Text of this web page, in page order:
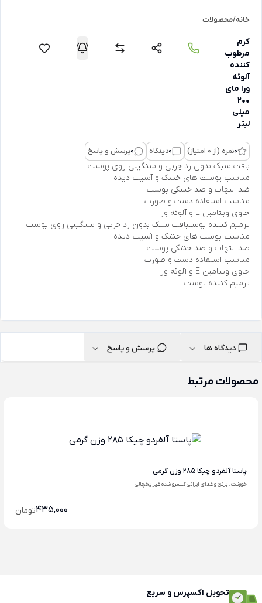
خانه/محصولات
کرم
مرطوب
کننده
آلوئه
ورا مای
200
میلی
لیتر
0نمره (از 0 امتیاز) 0دیدگاه 0پرسش و پاسخ
بافت سبک بدون رد چربی و سنگینی روی پوست
مناسب پوست های خشک و آسیب دیده
ضد التهاب و ضد خشکی پوست
مناسب استفاده دست و صورت
حاوی ویتامین E و آلوئه ورا
ترمیم کننده پوستبافت سبک بدون رد چربی و سنگینی روی پوست
مناسب پوست های خشک و آسیب دیده
ضد التهاب و ضد خشکی پوست
مناسب استفاده دست و صورت
حاوی ویتامین E و آلوئه ورا
ترمیم کننده پوست
دیدگاه ها پرسش و پاسخ
محصولات مرتبط
پاستا آلفردو چیکا 285 وزن گرمی
خورشت ، برنج و غذای ایرانی کنسرو شده غیر یخچالی
435,000تومان
تحویل اکسپرس و سریع